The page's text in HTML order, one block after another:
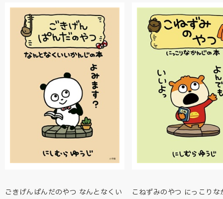
ごきげんぱんだのやつ なんとなくい
こねずみのやつ にっこりな